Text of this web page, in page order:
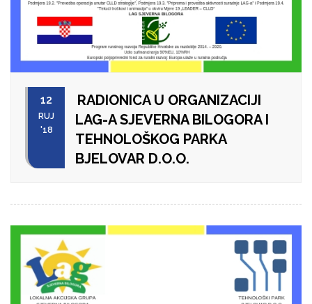
12
RUJ
'18
RADIONICA U ORGANIZACIJI
LAG-A SJEVERNA BILOGORA I
TEHNOLOŠKOG PARKA
BJELOVAR D.O.O.